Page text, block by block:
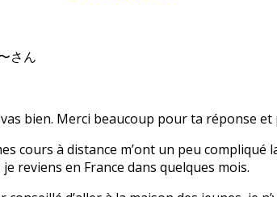
さん
vas bien. Merci beaucoup pour ta réponse
cours à distance m’ont un peu
reviens en France dans quelques mois.